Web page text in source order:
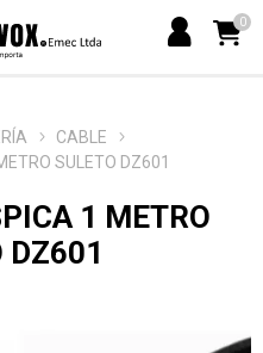
0
CABLE
SULETO DZ601
1 METRO
DZ601